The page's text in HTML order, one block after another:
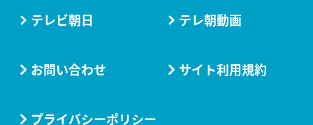
テレビ朝日 テレ朝動画
お問い合わせ サイト利用規約
プライバシーポリシー